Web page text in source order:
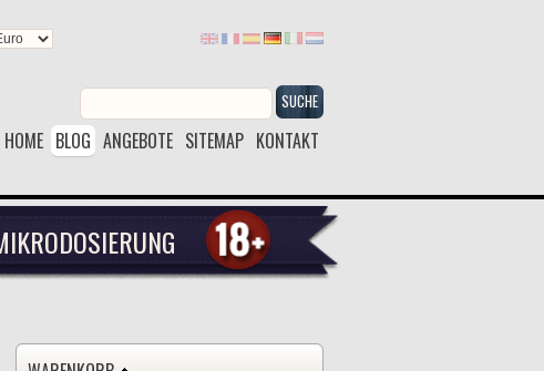
SUCHE
HOME BLOG ANGEBOTE SITEMAP KONTAKT